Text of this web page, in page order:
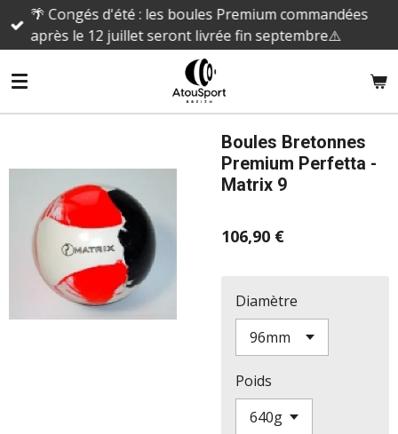
Passer
principal
🌴 Congés d'été : les boules Premium commandées
après le 12 juillet seront livrée fin septembre⚠️
Boules Bretonnes
Premium Perfetta -
Matrix 9
106,90 €
Diamètre
Poids